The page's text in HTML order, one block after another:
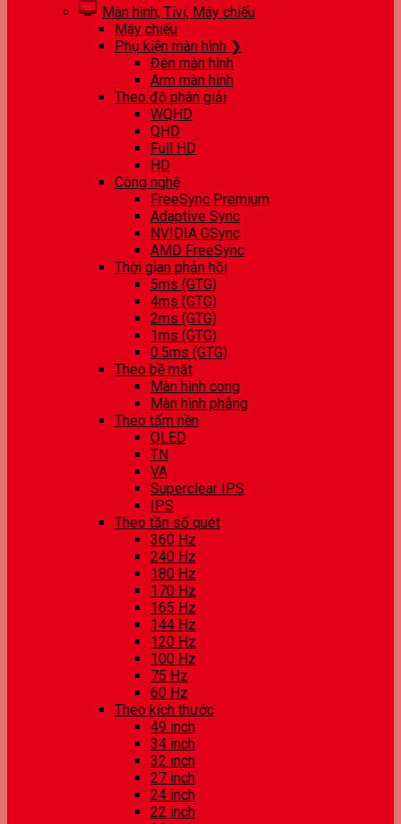
Màn hình, Tivi, Máy chiếu
Máy chiếu
Phụ kiện màn hình ❯
Đèn màn hình
Arm màn hình
Theo độ phân giải
WQHD
QHD
Full HD
HD
Công nghệ
FreeSync Premium
Adaptive Sync
NVIDIA GSync
AMD FreeSync
Thời gian phản hồi
5ms (GTG)
4ms (GTG)
2ms (GTG)
1ms (GTG)
0.5ms (GTG)
Theo bề mặt
Màn hình cong
Màn hình phẳng
Theo tấm nền
OLED
TN
VA
Superclear IPS
IPS
Theo tần số quét
360 Hz
240 Hz
180 Hz
170 Hz
165 Hz
144 Hz
120 Hz
100 Hz
75 Hz
60 Hz
Theo kích thước
49 inch
34 inch
32 inch
27 inch
24 inch
22 inch